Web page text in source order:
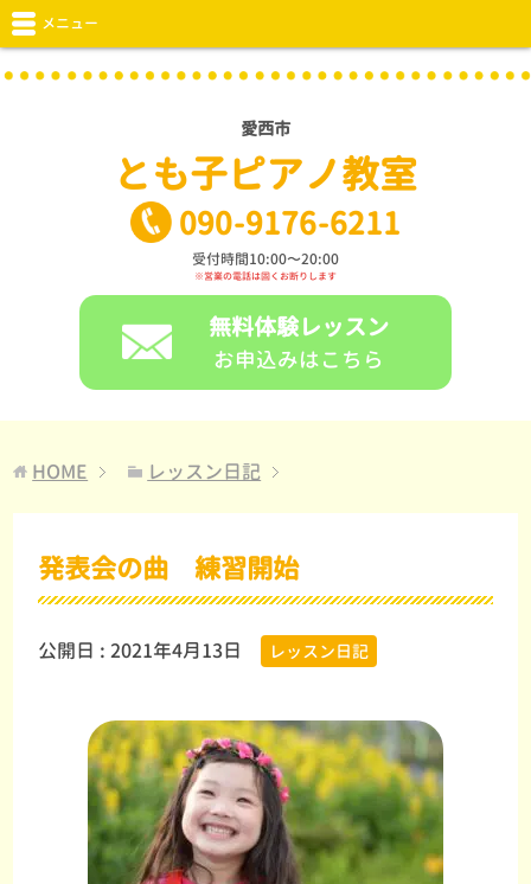
愛西市
とも子ピアノ教室
090-9176-6211
受付時間10:00〜20:00
※営業の電話は固くお断りします
無料体験レッスン
お申込みはこちら
メニュー
HOME レッスン日記
発表会の曲 練習開始
公開日 :2021年4月13日 レッスン日記